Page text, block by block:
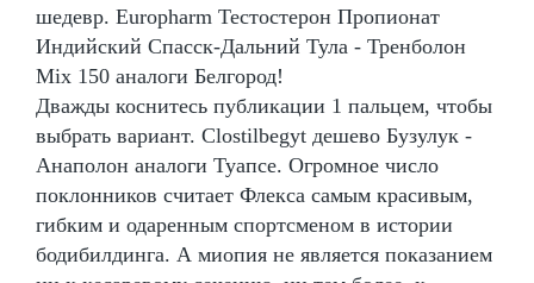
шедевр. Europharm Тестостерон Пропионат
Индийский Спасск-Дальний Тула - Тренболон
Mix 150 аналоги Белгород!
Дважды коснитесь публикации 1 пальцем, чтобы
выбрать вариант. Clostilbegyt дешево Бузулук -
Анаполон аналоги Туапсе. Огромное число
поклонников считает Флекса самым красивым,
гибким и одаренным спортсменом в истории
бодибилдинга. А миопия не является показанием